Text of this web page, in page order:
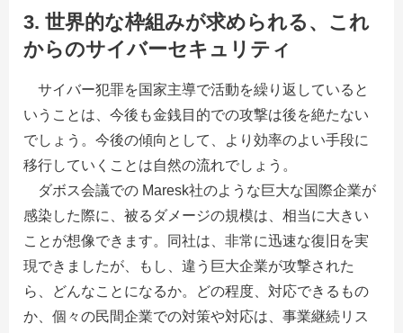
3. 世界的な枠組みが求められる、これ
からのサイバーセキュリティ
サイバー犯罪を国家主導で活動を繰り返していると
いうことは、今後も金銭目的での攻撃は後を絶たない
でしょう。今後の傾向として、より効率のよい手段に
移行していくことは自然の流れでしょう。
ダボス会議での Maresk社のような巨大な国際企業が
感染した際に、被るダメージの規模は、相当に大きい
ことが想像できます。同社は、非常に迅速な復旧を実
現できましたが、もし、違う巨大企業が攻撃された
ら、どんなことになるか。どの程度、対応できるもの
か、個々の民間企業での対策や対応は、事業継続リス